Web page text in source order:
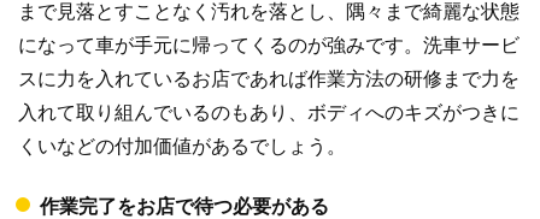
まで見落とすことなく汚れを落とし、隅々まで綺麗な状態
になって車が手元に帰ってくるのが強みです。洗車サービ
スに力を入れているお店であれば作業方法の研修まで力を
入れて取り組んでいるのもあり、ボディへのキズがつきに
くいなどの付加価値があるでしょう。
作業完了をお店で待つ必要がある